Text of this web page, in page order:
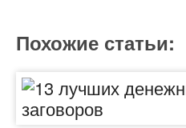
Похожие статьи: